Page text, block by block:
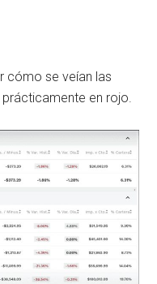
cómo se veían las
en rojo.